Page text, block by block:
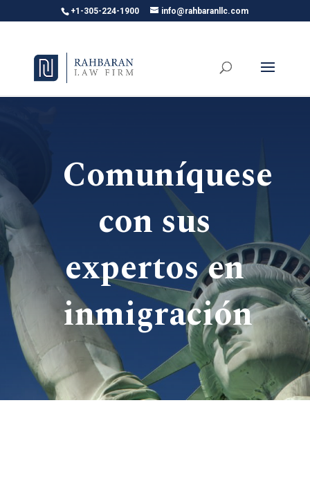
+1-305-224-1900 info@rahbaranllc.com
Comuníquese
con sus
expertos en
inmigración